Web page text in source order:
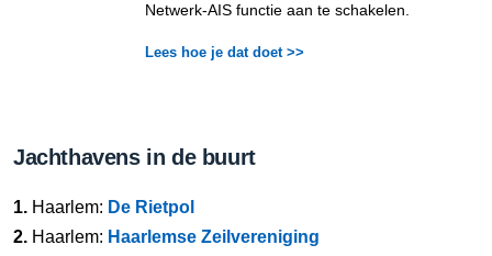
Netwerk-AIS functie aan te schakelen.
Lees hoe je dat doet >>
Jachthavens in de buurt
1. Haarlem: De Rietpol
2. Haarlem: Haarlemse Zeilvereniging